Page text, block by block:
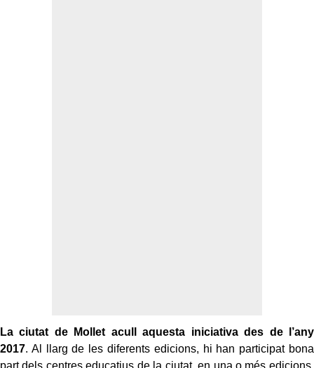
La ciutat de Mollet acull aquesta iniciativa des de l’any
2017. Al llarg de les diferents edicions, hi han participat bona
part dels centres educatius de la ciutat, en una o més edicions,